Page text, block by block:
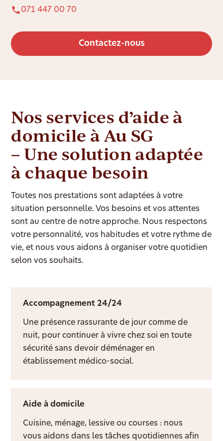
071 447 00 70
Contactez-nous
Nos services d’aide à
domicile à Au SG
– Une solution adaptée
à chaque besoin
Toutes nos prestations sont adaptées à votre
situation personnelle. Vos besoins et vos attentes
sont au centre de notre approche. Nous respectons
votre personnalité, vos habitudes et votre rythme de
vie, et nous vous aidons à organiser votre quotidien
selon vos souhaits.
Accompagnement 24/24
Une présence rassurante de jour comme de
nuit, pour continuer à vivre chez soi en toute
sécurité sans devoir déménager en
établissement médico-social.
Aide à domicile
Cuisine, ménage, lessive ou courses : nous
vous aidons dans les tâches quotidiennes afin